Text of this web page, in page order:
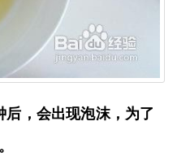
，会出现泡沫，为了